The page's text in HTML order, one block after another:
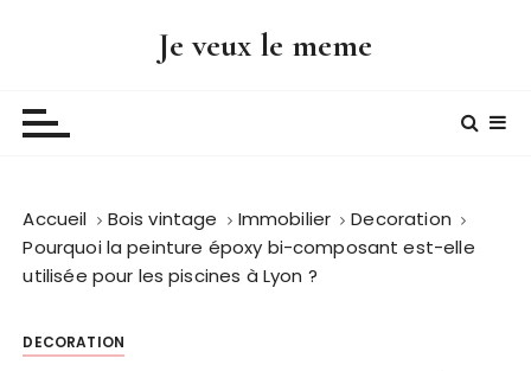
Je veux le meme
Accueil Bois vintage Immobilier
Decoration
Pourquoi la peinture époxy bi-composant est-elle
utilisée pour les piscines à Lyon ?
DECORATION